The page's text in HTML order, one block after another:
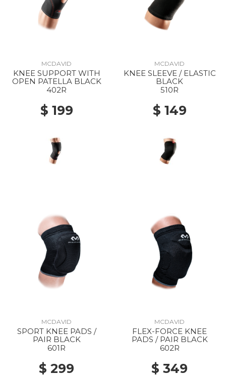
MCDAVID
KNEE SUPPORT WITH
OPEN PATELLA BLACK
402R
$ 199
MCDAVID
KNEE SLEEVE / ELASTIC
BLACK
510R
$ 149
MCDAVID
SPORT KNEE PADS /
PAIR BLACK
601R
$ 299
MCDAVID
FLEX-FORCE KNEE
PADS / PAIR BLACK
602R
$ 349